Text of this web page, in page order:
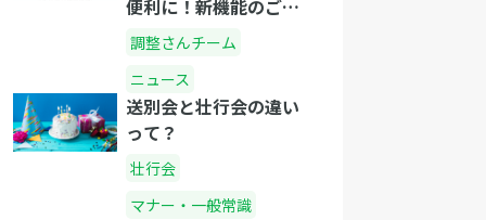
便利に！新機能のご紹
介
調整さんチーム
ニュース
送別会と壮行会の違い
って？
壮行会
マナー・一般常識